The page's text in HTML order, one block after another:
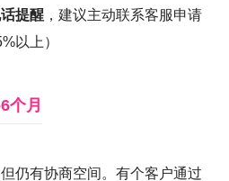
提醒 ，建议主动联系客服申请
以上）
个月
但仍有协商空间。有个客户通过